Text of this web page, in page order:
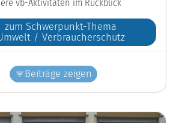
vb-Aktivitäten im Rückblick
zum Schwerpunkt-Thema
/ Verbraucherschutz
Beiträge zeigen